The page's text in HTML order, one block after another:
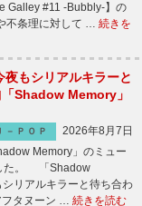
Galley #11 -Bubbly-】の
不条理に対して … 続きを
もシリアルキラーと
Shadow Memory」
Ｊ－ＰＯＰ
2026年8月7日
Memory」のミュー
た。 「Shadow
リアルキラーと待ち合わ
フタヌーン … 続きを読む